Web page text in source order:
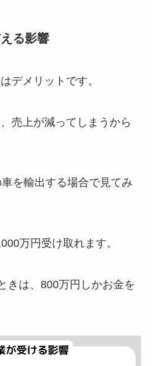
る影響
デメリットです。
売上が減ってしまうから
を輸出する場合で見てみ
万円受け取れます。
きは、800万円しかお金を